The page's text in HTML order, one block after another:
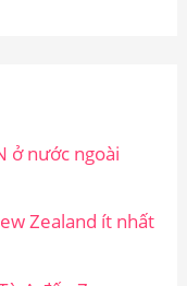
ở nước ngoài
Zealand ít nhất